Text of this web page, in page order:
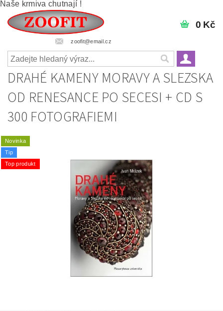
Naše krmiva chutnají !
zoofit@email.cz
0 Kč
DRAHÉ KAMENY MORAVY A SLEZSKA
OD RENESANCE PO SECESI + CD S
300 FOTOGRAFIEMI
Novinka
Tip
Top produkt